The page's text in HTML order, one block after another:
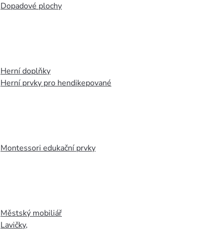
Dopadové plochy
Herní doplňky
Herní prvky pro hendikepované
Montessori edukační prvky
Městský mobiliář
Lavičky,